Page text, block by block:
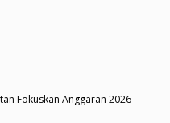
Fokuskan Anggaran 2026